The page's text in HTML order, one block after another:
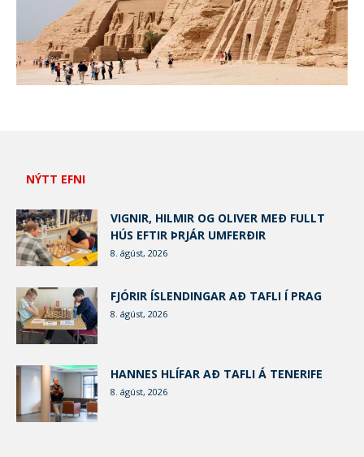
NÝTT EFNI
VIGNIR, HILMIR OG OLIVER MEÐ FULLT
HÚS EFTIR ÞRJÁR UMFERÐIR
8. ágúst, 2026
FJÓRIR ÍSLENDINGAR AÐ TAFLI Í PRAG
8. ágúst, 2026
HANNES HLÍFAR AÐ TAFLI Á TENERIFE
8. ágúst, 2026